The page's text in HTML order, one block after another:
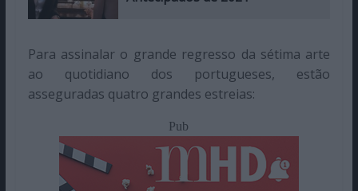
Para assinalar o grande regresso da sétima arte
ao quotidiano dos portugueses, estão
asseguradas quatro grandes estreias:
Pub